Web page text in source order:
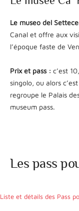
Le museo del
Canal et offre aux
l’époque faste de
Prix et pass : c’est
singolo, ou alors
regroupe le Palais
museum pass.
Les pass
Liste et détails des Pass